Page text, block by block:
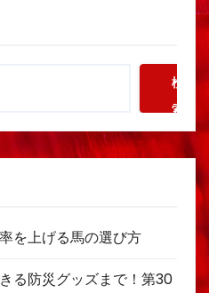
検
索
を上げる馬の選び方
る防災グッズまで！第30